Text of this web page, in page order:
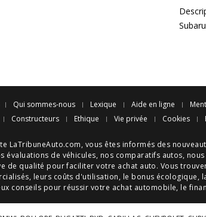
Qui sommes-nous Lexique Aide en ligne
Constructeurs Ethique Vie privée Cookies
LaTribuneAuto.com, vous êtes informés des
évaluations de véhicules, nos comparatifs autos,
de qualité pour faciliter votre achat auto. Vous
leurs coûts d'utilisation, le bonus écologique,
conseils pour réussir votre achat automobile, le